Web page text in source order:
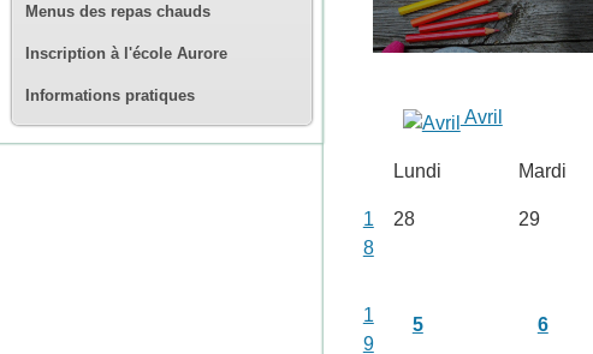
Menus des repas chauds
Inscription à l'école Aurore
Informations pratiques
Avril
Lundi Mardi
1
8
28 29
1
9
5 6